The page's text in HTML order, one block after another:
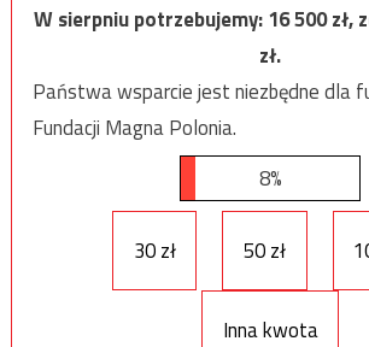
W sierpniu potrzebujemy:16 500zł,
zł.
Państwa wsparcie jest niezbędne dla
Fundacji Magna Polonia.
8%
30 zł 50 zł
Inna kwota